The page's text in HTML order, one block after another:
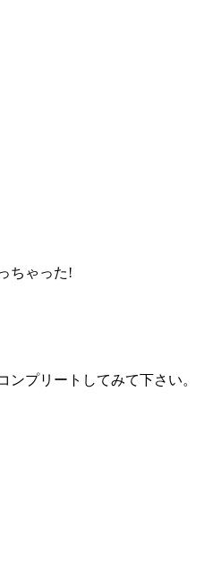
ちゃった!
プリートしてみて下さい。